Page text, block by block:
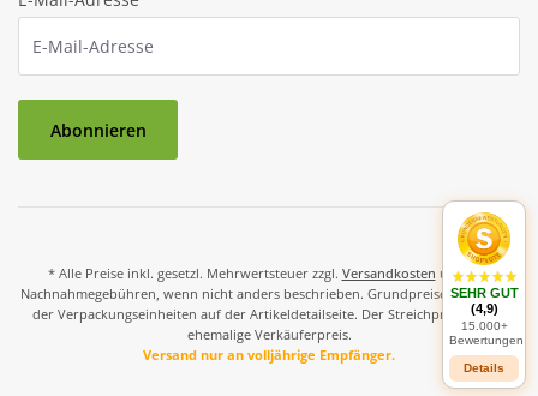
Abonnieren
* Alle Preise inkl. gesetzl. Mehrwertsteuer zzgl. Versandkosten und ggf.
Nachnahmegebühren, wenn nicht anders beschrieben. Grundpreise und Preise
der Verpackungseinheiten auf der Artikeldetailseite. Der Streichpreis ist der
ehemalige Verkäuferpreis.
Versand nur an volljährige Empfänger.
SEHR GUT
(4,9)
15.000+
Bewertungen
Details